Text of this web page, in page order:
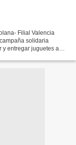
Filial Valencia
solidaria
y entregar juguetes a